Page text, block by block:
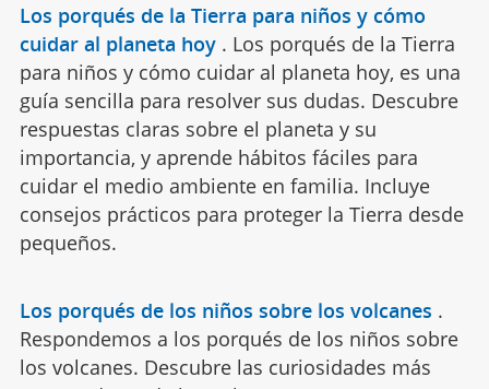
Los porqués de la Tierra para niños y cómo
cuidar al planeta hoy . Los porqués de la Tierra
para niños y cómo cuidar al planeta hoy, es una
guía sencilla para resolver sus dudas. Descubre
respuestas claras sobre el planeta y su
importancia, y aprende hábitos fáciles para
cuidar el medio ambiente en familia. Incluye
consejos prácticos para proteger la Tierra desde
pequeños.
Los porqués de los niños sobre los volcanes .
Respondemos a los porqués de los niños sobre
los volcanes. Descubre las curiosidades más